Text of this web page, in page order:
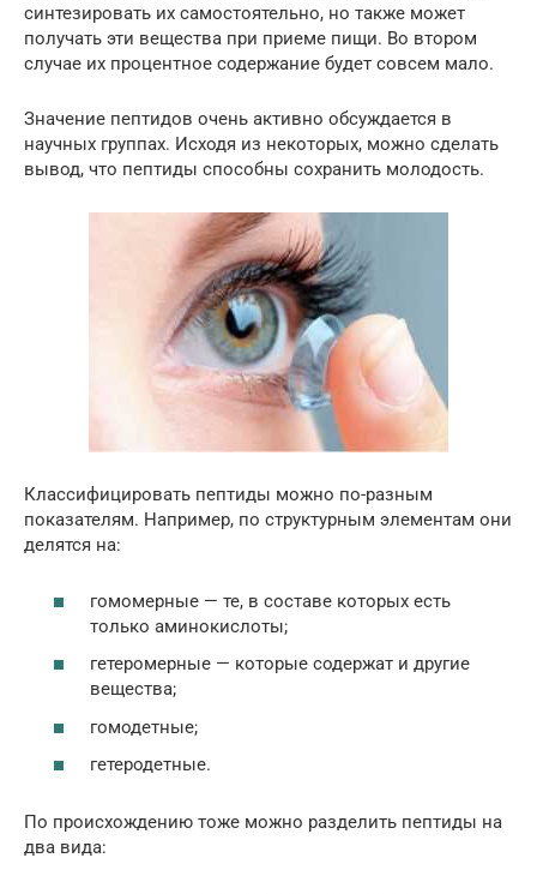
синтезировать их самостоятельно, но также может
получать эти вещества при приеме пищи. Во втором
случае их процентное содержание будет совсем мало.
Значение пептидов очень активно обсуждается в
научных группах. Исходя из некоторых, можно сделать
вывод, что пептиды способны сохранить молодость.
Классифицировать пептиды можно по-разным
показателям. Например, по структурным элементам они
делятся на:
гомомерные — те, в составе которых есть
только аминокислоты;
гетеромерные — которые содержат и другие
вещества;
гомодетные;
гетеродетные.
По происхождению тоже можно разделить пептиды на
два вида: